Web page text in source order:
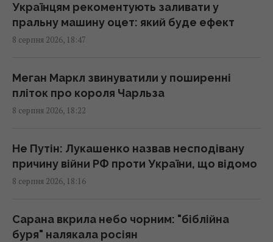
Один трагічний випадок змусив чоловіка
схуднути на 25 кг за пів року, - The Mirror
17:26 субота, 08 серпня 2026
Вівці та віслюк врятували сонячну
електростанцію у США: їм доручили
особливе завдання
Україна ніколи не випускатиме ракети до
Patriot: експерт назвав причини
Українцям рекоментують заливати у
пральну машину оцет: який буде ефект
8 серпня 2026, 18:47
Меган Маркл звинуватили у поширенні
пліток про короля Чарльза
8 серпня 2026, 18:22
Не Путін: Лукашенко назвав несподівану
причину війни РФ проти України, що відомо
8 серпня 2026, 18:16
Сарана вкрила небо чорним: "біблійна
буря" налякала росіян